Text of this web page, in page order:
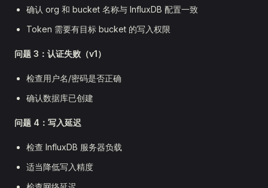
确认 org 和 bucket 名称与 InfluxDB 配置一致
Token 需要有目标 bucket 的写入权限
问题 3：认证失败（v1）
检查用户名/密码是否正确
确认数据库已创建
问题 4：写入延迟
检查 InfluxDB 服务器负载
适当降低写入精度